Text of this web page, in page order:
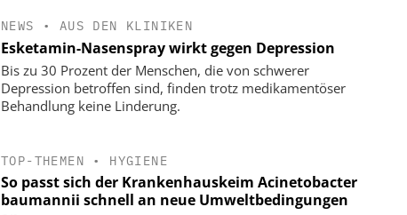
NEWS • AUS DEN KLINIKEN
Esketamin-Nasenspray wirkt gegen Depression
Bis zu 30 Prozent der Menschen, die von schwerer
Depression betroffen sind, finden trotz medikamentöser
Behandlung keine Linderung.
TOP-THEMEN • HYGIENE
So passt sich der Krankenhauskeim Acinetobacter
baumannii schnell an neue Umweltbedingungen